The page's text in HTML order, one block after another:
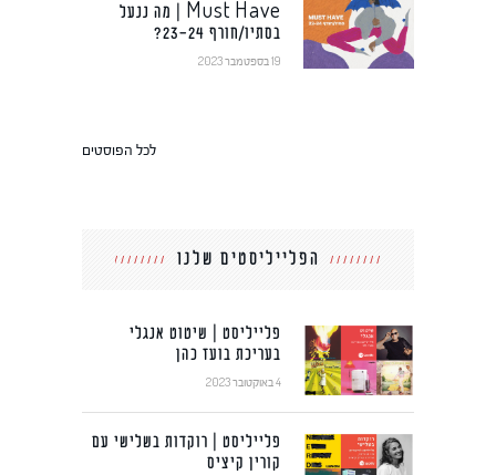
Must Have | מה ננעל
בסתיו/חורף 23-24?
19 בספטמבר 2023
לכל הפוסטים
הפלייליסטים שלנו
פלייליסט | שיטוט אנגלי
בעריכת בועז כהן
4 באוקטובר 2023
פלייליסט | רוקדות בשלישי עם
קורין קיציס